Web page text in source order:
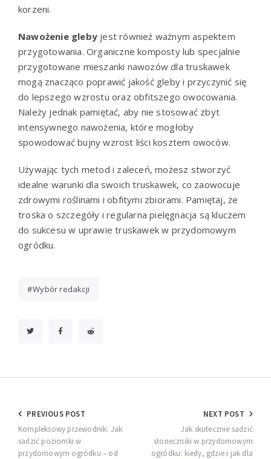
korzeni.
Nawożenie gleby jest również ważnym aspektem
przygotowania. Organiczne komposty lub specjalnie
przygotowane mieszanki nawozów dla truskawek
mogą znacząco poprawić jakość gleby i przyczynić się
do lepszego wzrostu oraz obfitszego owocowania.
Należy jednak pamiętać, aby nie stosować zbyt
intensywnego nawożenia, które mogłoby
spowodować bujny wzrost liści kosztem owoców.
Używając tych metod i zaleceń, możesz stworzyć
idealne warunki dla swoich truskawek, co zaowocuje
zdrowymi roślinami i obfitymi zbiorami. Pamiętaj, że
troska o szczegóły i regularna pielęgnacja są kluczem
do sukcesu w uprawie truskawek w przydomowym
ogródku.
Wybór redakcji
Nawigacja
wpisu
PREVIOUS POST
Kompleksowy przewodnik: Jak
sadzić poziomki w
przydomowym ogródku – od
NEXT POST
Jak skutecznie sadzić
słoneczniki w przydomowym
ogródku: kiedy, gdzie i jak dla